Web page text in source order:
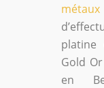
platine
Gold
en